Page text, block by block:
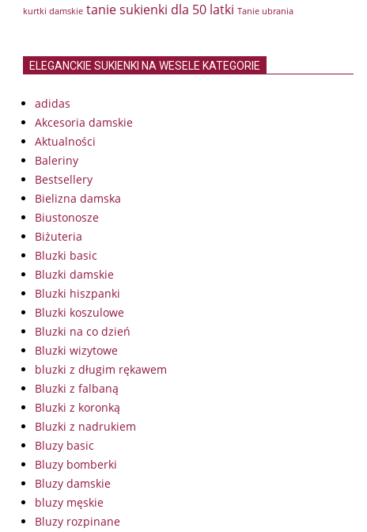
kurtki damskie tanie sukienki dla 50 latki Tanie ubrania
ELEGANCKIE SUKIENKI NA WESELE KATEGORIE
adidas
Akcesoria damskie
Aktualności
Baleriny
Bestsellery
Bielizna damska
Biustonosze
Biżuteria
Bluzki basic
Bluzki damskie
Bluzki hiszpanki
Bluzki koszulowe
Bluzki na co dzień
Bluzki wizytowe
bluzki z długim rękawem
Bluzki z falbaną
Bluzki z koronką
Bluzki z nadrukiem
Bluzy basic
Bluzy bomberki
Bluzy damskie
bluzy męskie
Bluzy rozpinane